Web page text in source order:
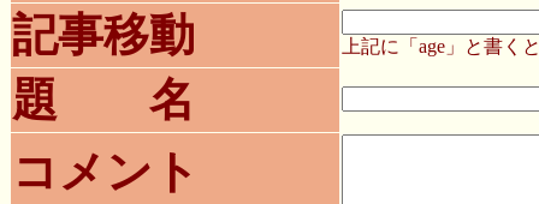
記事移動
上記に「age」と書く
題 名
コメント